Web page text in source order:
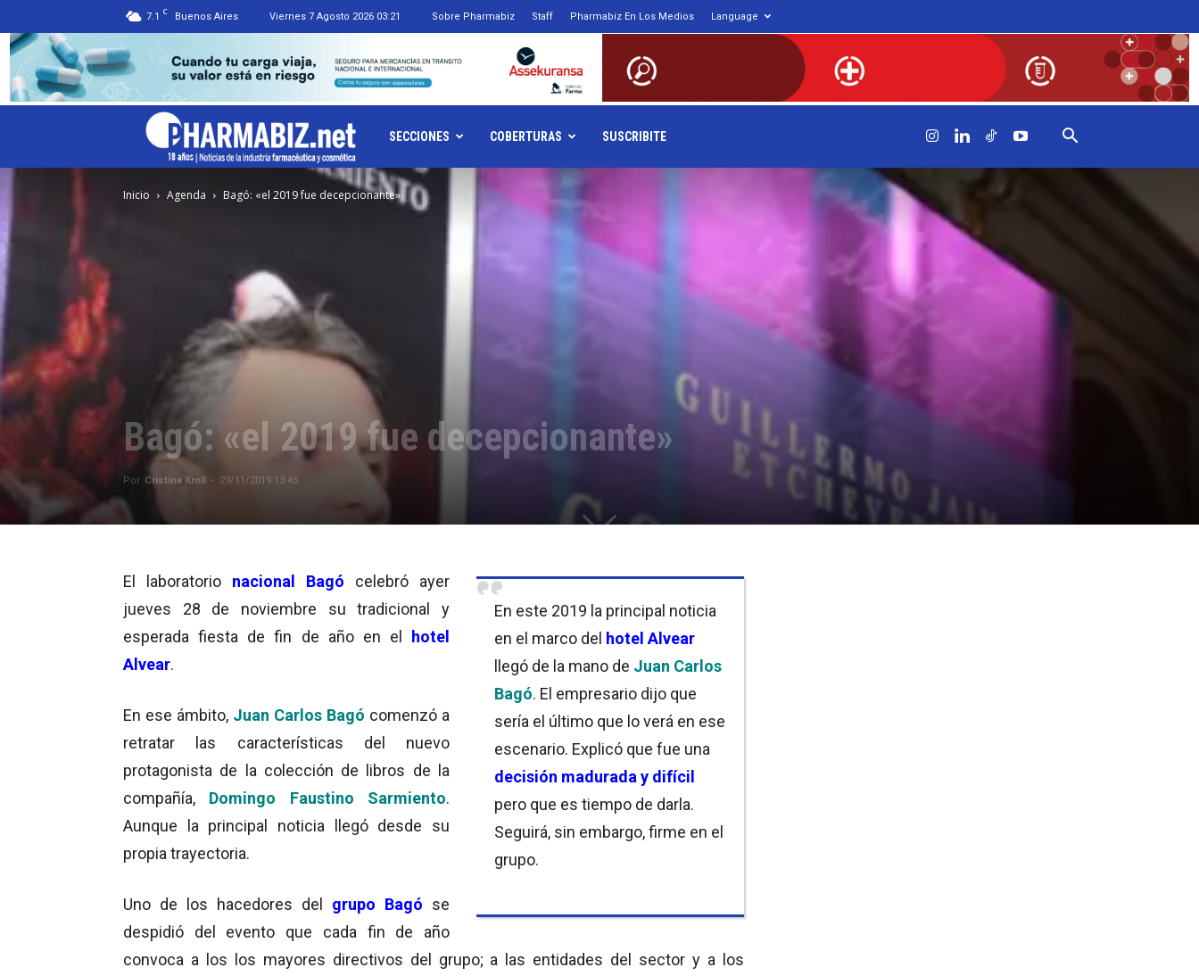
7.1 C Buenos Aires Viernes 7 Agosto 2026 03:21 Sobre Pharmabiz Staff Pharmabiz En Los Medios Language
Pharmabiz.NET
SECCIONES COBERTURAS SUSCRIBITE
Inicio Agenda Bagó: «el 2019 fue decepcionante»
Bagó: «el 2019 fue decepcionante»
Por Cristina Kroll - 29/11/2019 13:45
En este 2019 la principal noticia
en el marco del hotel Alvear
llegó de la mano de Juan Carlos
Bagó. El empresario dijo que
sería el último que lo verá en ese
escenario. Explicó que fue una
decisión madurada y difícil
pero que es tiempo de darla.
Seguirá, sin embargo, firme en el
grupo.
El laboratorio nacional Bagó celebró ayer
jueves 28 de noviembre su tradicional y
esperada fiesta de fin de año en el hotel
Alvear.
En ese ámbito, Juan Carlos Bagó comenzó a
retratar las características del nuevo
protagonista de la colección de libros de la
compañía, Domingo Faustino Sarmiento.
Aunque la principal noticia llegó desde su
propia trayectoria.
Uno de los hacedores del grupo Bagó se
despidió del evento que cada fin de año
convoca a los los mayores directivos del grupo; a las entidades del sector y a los